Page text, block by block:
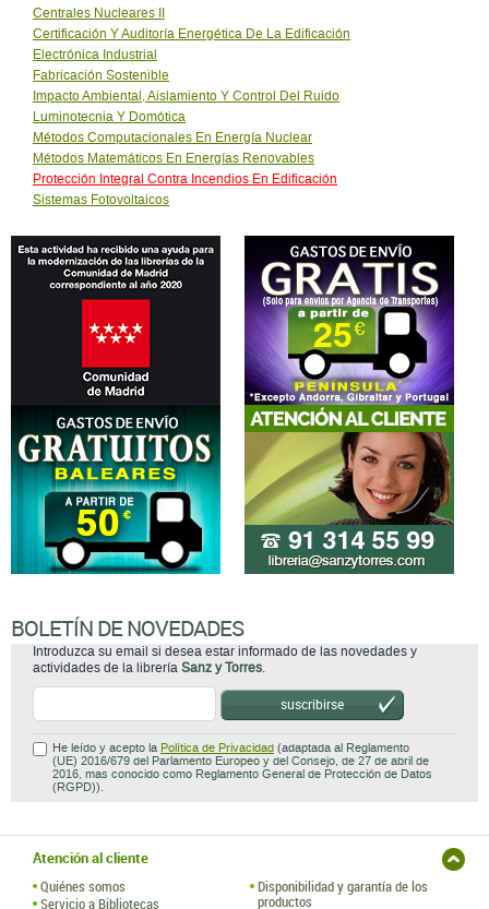
Centrales Nucleares II
Certificación Y Auditoría Energética De La Edificación
Electrónica Industrial
Fabricación Sostenible
Impacto Ambiental, Aislamiento Y Control Del Ruido
Luminotecnia Y Domótica
Métodos Computacionales En Energí­a Nuclear
Métodos Matemáticos En Energí­as Renovables
Protección Integral Contra Incendios En Edificación
Sistemas Fotovoltaicos
BOLETÍN DE NOVEDADES
Introduzca su email si desea estar informado de las novedades y
actividades de la librería Sanz y Torres.
suscribirse
He leído y acepto la Política de Privacidad (adaptada al Reglamento
(UE) 2016/679 del Parlamento Europeo y del Consejo, de 27 de abril de
2016, mas conocido como Reglamento General de Protección de Datos
(RGPD)).
Atención al cliente
Quiénes somos
Servicio a Bibliotecas
Disponibilidad y garantía de los
productos